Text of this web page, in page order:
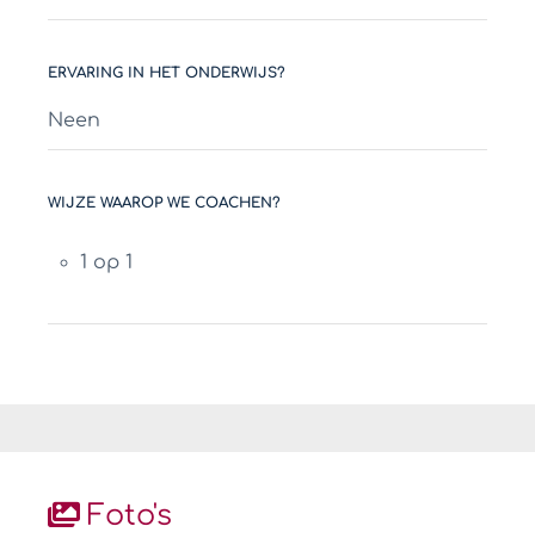
ERVARING IN HET ONDERWIJS?
Neen
WIJZE WAAROP WE COACHEN?
1 op 1
Foto's